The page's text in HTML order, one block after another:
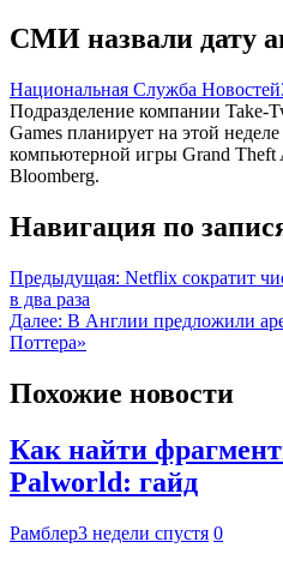
СМИ назвали дату
Национальная Служба Новостей
Подразделение компании Take-
Games планирует на этой
компьютерной игры Grand Theft
Bloomberg.
Навигация по
Предыдущая: Netflix сократит
в два раза
Далее: В Англии предложили
Поттера»
Похожие новости
Как найти
Palworld: гайд
Рамблер3 недели спустя 0